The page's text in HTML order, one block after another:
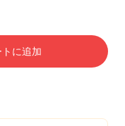
トに追加